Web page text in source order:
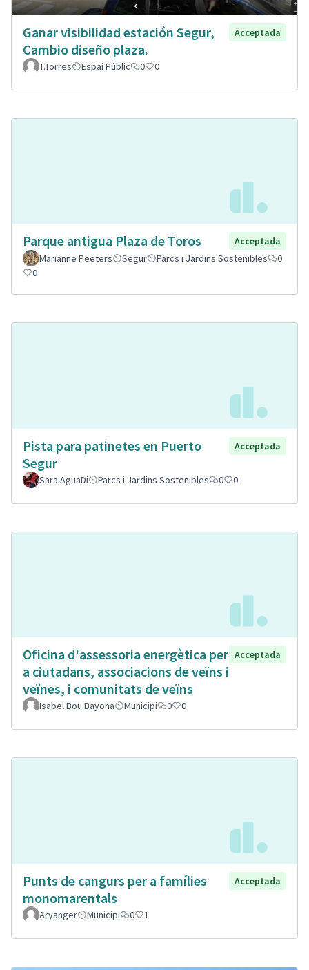
Ganar visibilidad estación Segur,
Cambio diseño plaza.
Acceptada
T.Torres Espai Públic 0 0
Parque antigua Plaza de Toros
Acceptada
Marianne Peeters
Segur Parcs i Jardins Sostenibles
0
0
Pista para patinetes en Puerto
Segur
Acceptada
Sara AguaDi Parcs i Jardins Sostenibles 0 0
Oficina d'assessoria energètica per
a ciutadans, associacions de veïns i
veïnes, i comunitats de veïns
Acceptada
Isabel Bou Bayona Municipi 0 0
Punts de cangurs per a famílies
monomarentals
Acceptada
Aryanger Municipi 0 1